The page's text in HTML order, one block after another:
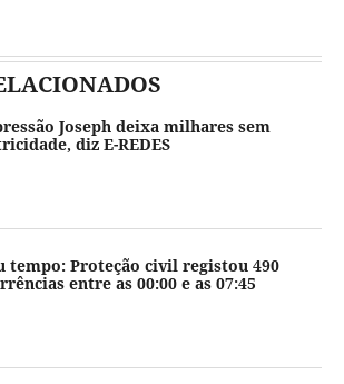
Joseph deixa milhares sem
diz E-REDES
tempo: Proteção civil registou 490
entre as 00:00 e as 07:45